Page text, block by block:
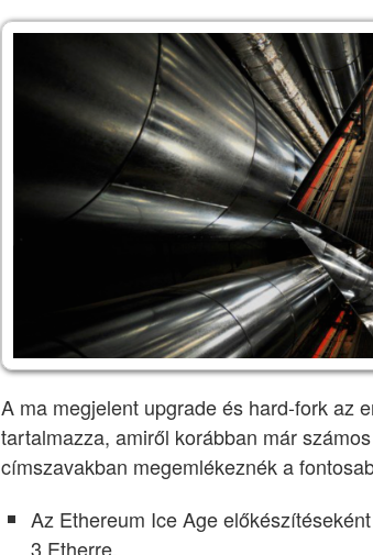
A ma megjelent upgrade és hard-fork az
tartalmazza, amiről korábban már
címszavakban megemlékeznék a
Az Ethereum Ice Age
3 Etherre.